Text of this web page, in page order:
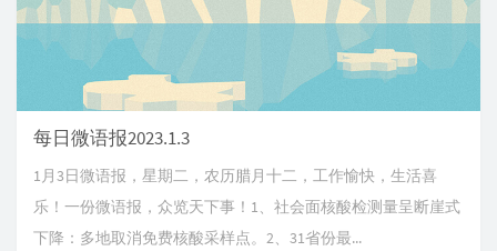
每日微语报2023.1.3
1月3日微语报，星期二，农历腊月十二，工作愉快，生活喜
乐！一份微语报，众览天下事！1、社会面核酸检测量呈断崖式
下降：多地取消免费核酸采样点。2、31省份最...